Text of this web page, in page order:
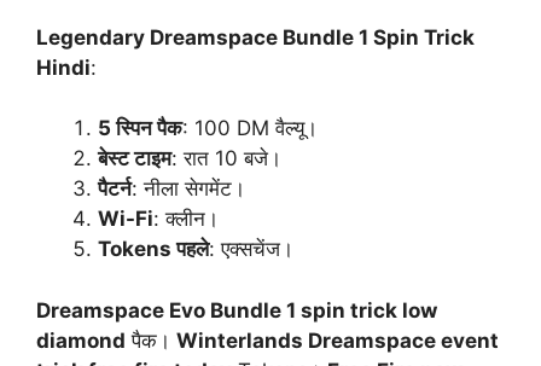
Legendary Dreamspace Bundle 1 Spin Trick
Hindi:
5 स्पिन पैक: 100 DM वैल्यू।
बेस्ट टाइम: रात 10 बजे।
पैटर्न: नीला सेगमेंट।
Wi-Fi: क्लीन।
Tokens पहले: एक्सचेंज।
Dreamspace Evo Bundle 1 spin trick low
diamond पैक। Winterlands Dreamspace event